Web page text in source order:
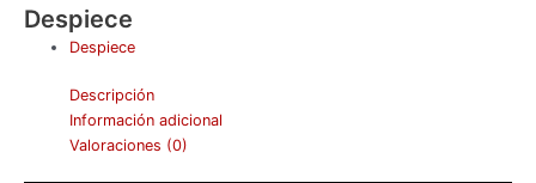
Despiece
Despiece
Descripción
Información adicional
Valoraciones (0)